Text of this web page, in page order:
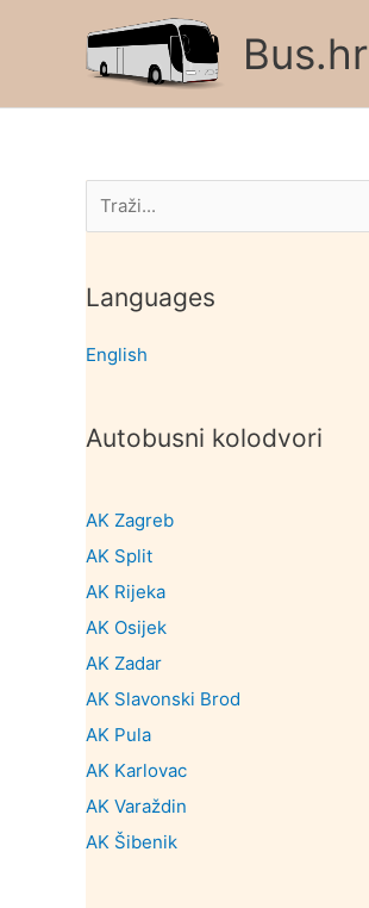
Bus.hr
Pretraga
Languages
English
Autobusni kolodvori
AK Zagreb
AK Split
AK Rijeka
AK Osijek
AK Zadar
AK Slavonski Brod
AK Pula
AK Karlovac
AK Varaždin
AK Šibenik